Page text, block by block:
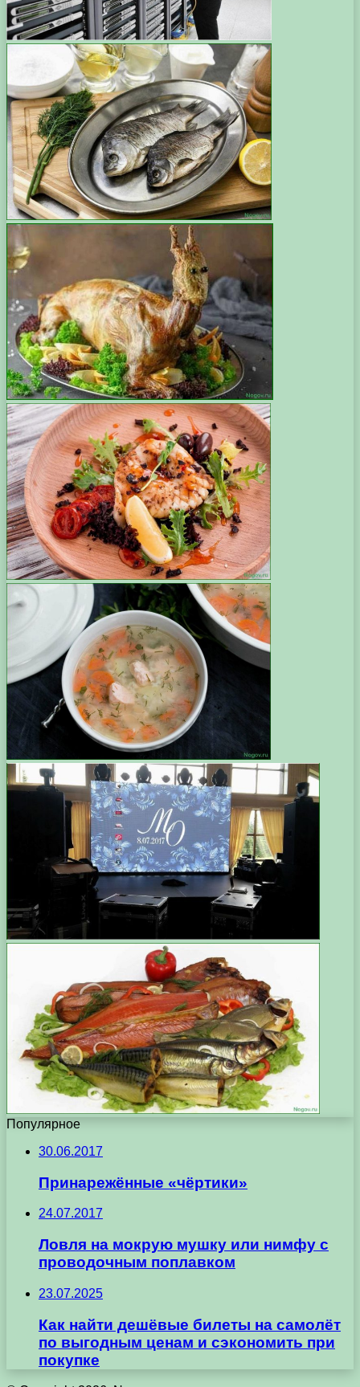
Популярное
30.06.2017
Принарежённые «чёртики»
24.07.2017
Ловля на мокрую мушку или нимфу с
проводочным поплавком
23.07.2025
Как найти дешёвые билеты на самолёт
по выгодным ценам и сэкономить при
покупке